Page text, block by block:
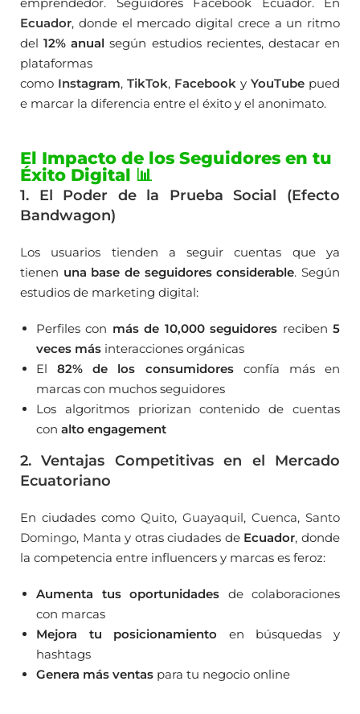
Ecuador, donde el mercado digital crece a un ritmo
del12% anual según estudios recientes, destacar en
plataformas
como Instagram, TikTok, Facebook y YouTube pued
e marcar la diferencia entre el éxito y el anonimato.
El Impacto de los Seguidores en tu
Éxito Digital 📊
1. El Poder de la Prueba Social (Efecto
Bandwagon)
Los usuarios tienden a seguir cuentas que ya
tienen una base de seguidores considerable. Según
estudios de marketing digital:
Perfiles con más de 10,000 seguidores reciben5
veces más interacciones orgánicas
El82% de los consumidoresconfía más en
marcas con muchos seguidores
Los algoritmos priorizan contenido de cuentas
con alto engagement
2. Ventajas Competitivas en el Mercado
Ecuatoriano
En ciudades como Quito, Guayaquil, Cuenca, Santo
Domingo, Manta y otras ciudades de Ecuador, donde
la competencia entre influencers y marcas es feroz:
Aumenta tus oportunidades de colaboraciones
con marcas
Mejora tu posicionamiento en búsquedas y
hashtags
Genera más ventas para tu negocio online